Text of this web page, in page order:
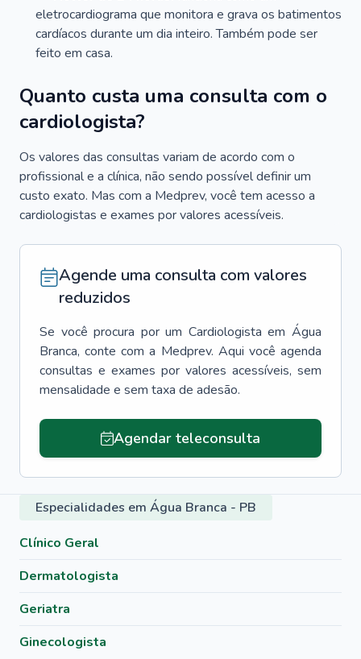
eletrocardiograma que monitora e grava os batimentos
cardíacos durante um dia inteiro. Também pode ser
feito em casa.
Quanto custa uma consulta com o
cardiologista?
Os valores das consultas variam de acordo com o
profissional e a clínica, não sendo possível definir um
custo exato. Mas com a Medprev, você tem acesso a
cardiologistas e exames por valores acessíveis.
Agende uma consulta com valores
reduzidos
Se você procura por um Cardiologista em Água
Branca, conte com a Medprev. Aqui você agenda
consultas e exames por valores acessíveis, sem
mensalidade e sem taxa de adesão.
Agendar teleconsulta
Especialidades em Água Branca - PB
Clínico Geral
Dermatologista
Geriatra
Ginecologista